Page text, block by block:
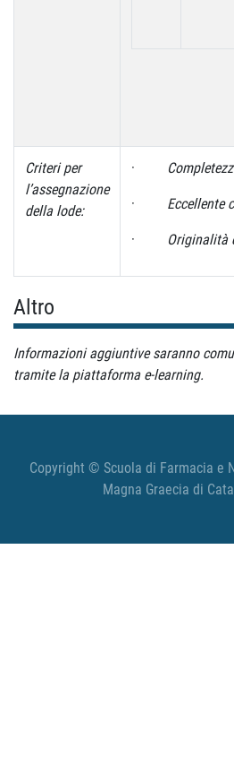
Criteri per
l’assegnazione
della lode:
·
· Eccellente
· Originalità
Altro
Informazioni aggiuntive saranno
tramite la piattaforma e-learning.
Copyright © Scuola di Farmacia e
Magna Graecia di